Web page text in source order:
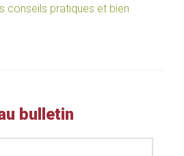
conseils pratiques et bien
bulletin